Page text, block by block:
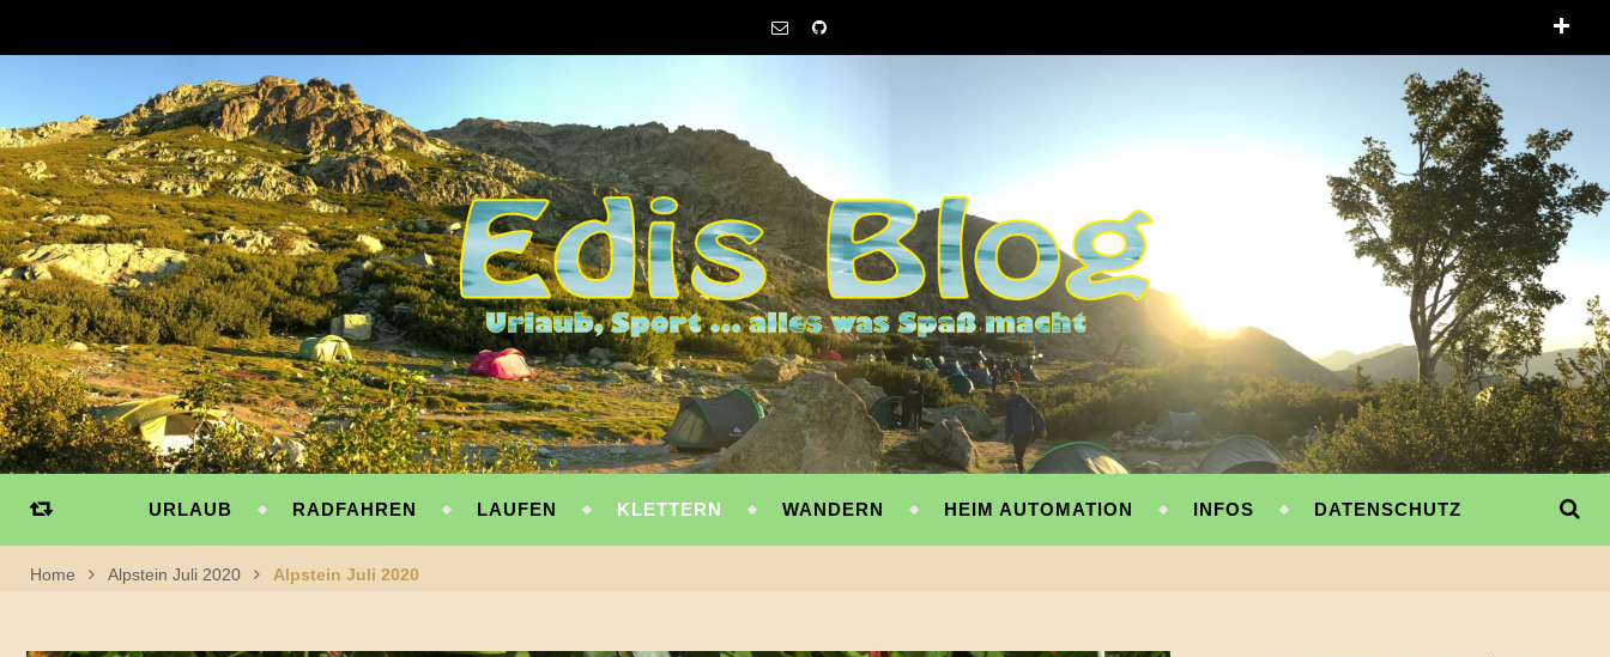
URLAUB RADFAHREN LAUFEN KLETTERN WANDERN HEIM AUTOMATION INFOS DATENSCHUTZ
Home Alpstein Juli 2020 Alpstein Juli 2020